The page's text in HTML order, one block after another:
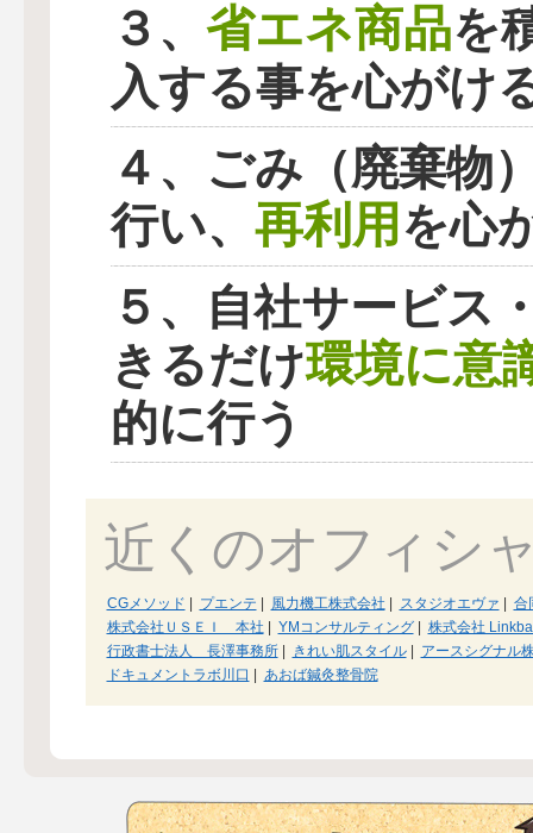
３、 省エネ商品を
入する事を心がけ
４、ごみ（廃棄物
行い、 再利用を心
５、自社サービス
きるだけ環境に意
的に行う
近くのオフィシ
CGメソッド プエンテ 風力機工株式会社 スタジオエヴァ
合
株式会社ＵＳＥＩ 本社
YMコンサルティング|
株式会社
行政書士法人 長澤事務所| きれい肌スタイル|
アースシグナル
ドキュメントラボ川口
あおば鍼灸整骨院